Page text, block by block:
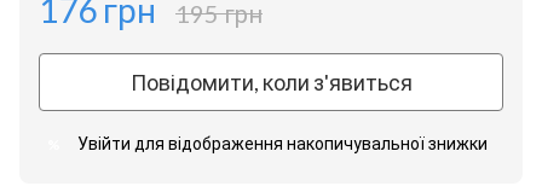
176 грн 195 грн
Повідомити, коли з'явиться
Увійти для відображення накопичувальної знижки